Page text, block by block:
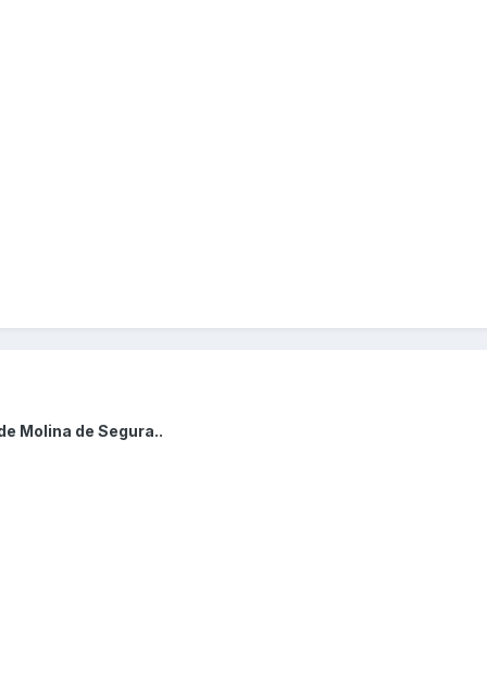
Molina de Segura..